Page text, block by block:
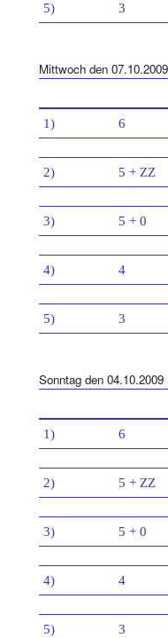
5) 3
Mittwoch den 07.10.2009
1) 6
2) 5 + ZZ
3) 5 + 0
4) 4
5) 3
Sonntag den 04.10.2009
1) 6
2) 5 + ZZ
3) 5 + 0
4) 4
5) 3